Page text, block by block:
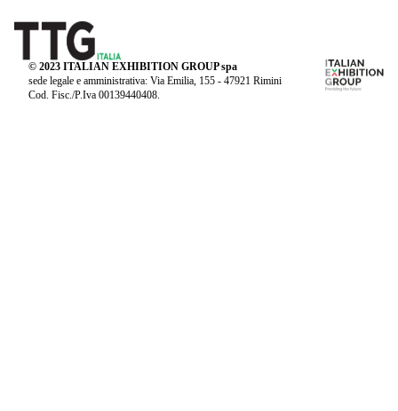
© 2023 ITALIAN EXHIBITION GROUP spa
sede legale e amministrativa: Via Emilia, 155 - 47921 Rimini
Cod. Fisc./P.Iva 00139440408.